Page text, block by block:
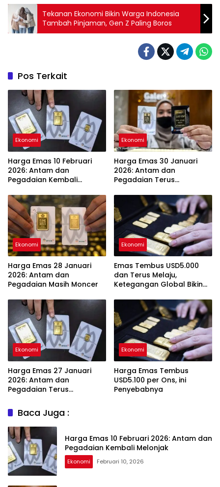
Tekanan Ekonomi Bikin Warga Indonesia
Tambah Pinjaman, Gen Z Paling Boros
Pos Terkait
Ekonomi
Harga Emas 10 Februari
2026: Antam dan
Pegadaian Kembali
Ekonomi
Harga Emas 30 Januari
2026: Antam dan
Pegadaian Terus
Ekonomi
Harga Emas 28 Januari
2026: Antam dan
Pegadaian Masih Moncer
Ekonomi
Emas Tembus USD5.000
dan Terus Melaju,
Ketegangan Global Bikin
Ekonomi
Harga Emas 27 Januari
2026: Antam dan
Pegadaian Terus
Ekonomi
Harga Emas Tembus
USD5.100 per Ons, ini
Penyebabnya
Baca Juga :
Harga Emas 10 Februari 2026: Antam dan
Pegadaian Kembali Melonjak
Ekonomi Februari 10, 2026